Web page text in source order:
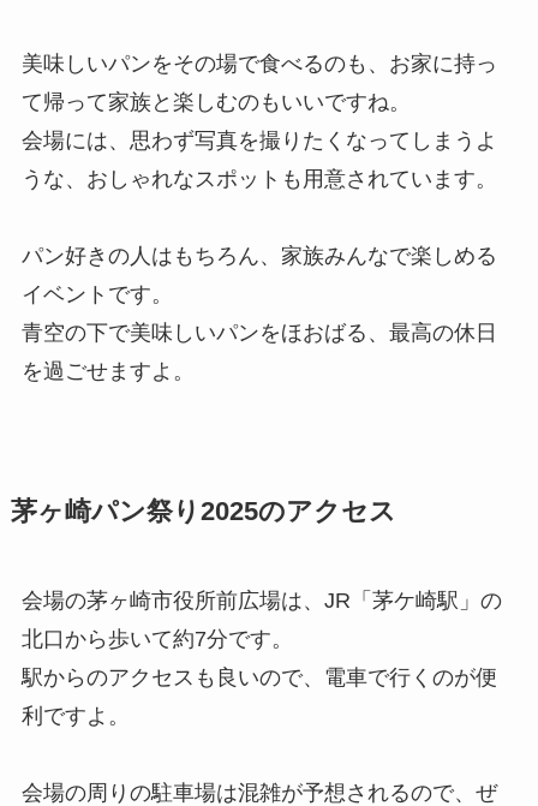
美味しいパンをその場で食べるのも、お家に持っ
て帰って家族と楽しむのもいいですね。
会場には、思わず写真を撮りたくなってしまうよ
うな、おしゃれなスポットも用意されています。
パン好きの人はもちろん、家族みんなで楽しめる
イベントです。
青空の下で美味しいパンをほおばる、最高の休日
を過ごせますよ。
茅ヶ崎パン祭り2025のアクセス
会場の茅ヶ崎市役所前広場は、JR「茅ケ崎駅」の
北口から歩いて約7分です。
駅からのアクセスも良いので、電車で行くのが便
利ですよ。
会場の周りの駐車場は混雑が予想されるので、ぜ